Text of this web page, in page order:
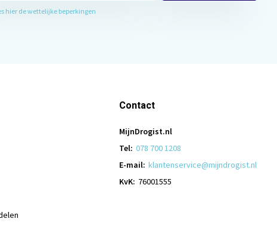
hier de wettelijke beperkingen
Contact
MijnDrogist.nl
Tel: 078 700 1208
E-mail: klantenservice@mijndrogist.nl
KvK: 76001555